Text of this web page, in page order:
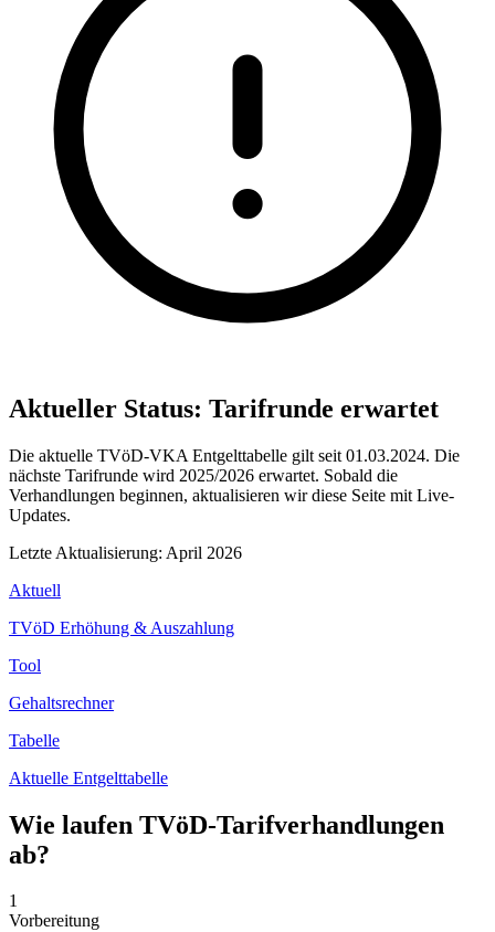
Aktueller Status: Tarifrunde erwartet
Die aktuelle TVöD-VKA Entgelttabelle gilt seit 01.03.2024. Die
nächste Tarifrunde wird 2025/2026 erwartet. Sobald die
Verhandlungen beginnen, aktualisieren wir diese Seite mit Live-
Updates.
Letzte Aktualisierung: April 2026
Aktuell
TVöD Erhöhung & Auszahlung
Tool
Gehaltsrechner
Tabelle
Aktuelle Entgelttabelle
Wie laufen TVöD-Tarifverhandlungen
ab?
1
Vorbereitung